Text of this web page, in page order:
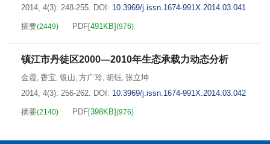
2014, 4(3): 248-255. DOI: 10.3969/j.issn.1674-991X.2014.03.041
摘要(2449) PDF[491KB](976)
镇江市丹徒区2000—2010年生态承载力动态分析
金霞, 香宝, 银山, 方广玲, 胡钰, 张立坤
2014, 4(3): 256-262. DOI: 10.3969/j.issn.1674-991X.2014.03.042
摘要(2140) PDF[398KB](976)